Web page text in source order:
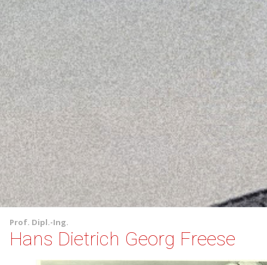
Prof. Dipl.-Ing.
Hans Dietrich Georg Freese